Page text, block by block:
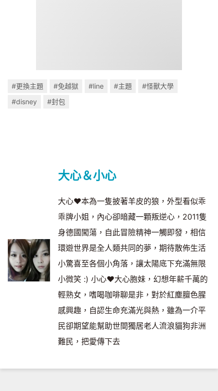
#更換主題 #免越獄 #line #主題
#怪獸大學
#disney
#封包
大心＆小心
大心❤本為一隻披著羊皮的狼，外型看似乖
乖牌小姐，內心卻暗藏一顆叛逆心，2011隻
身德國闖蕩，自此冒險精神一觸即發，相信
環遊世界是全人類共同的夢，期待散佈生活
小驚喜至各個小角落，讓太陽底下充滿無限
小微笑 :) 小心❤大心胞妹，幻想年薪千萬的
輕熟女，嗜喝咖啡聊是非，對於紅塵膻色腥
感興趣，自認生命充滿光與熱，雖為一介平
民卻期望能幫助世間獨居老人流浪貓狗非洲
難民，把愛傳下去